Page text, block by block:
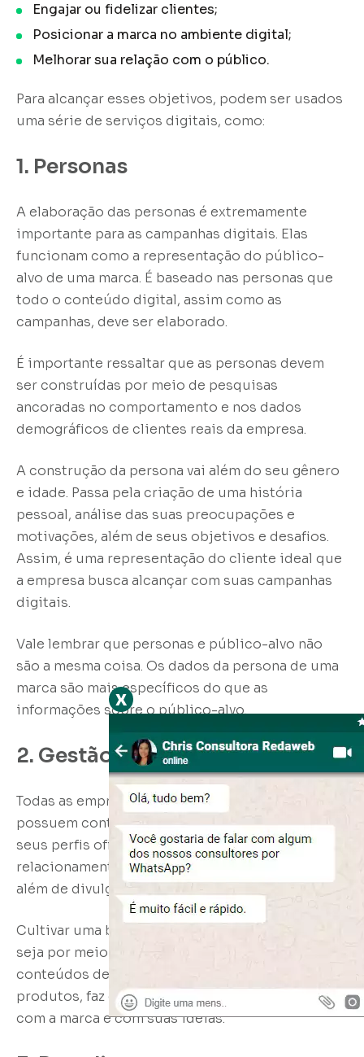
Engajar ou fidelizar clientes;
Posicionar a marca no ambiente digital;
Melhorar sua relação com o público.
Para alcançar esses objetivos, podem ser usados
uma série de serviços digitais, como:
1. Personas
A elaboração das personas é extremamente
importante para as campanhas digitais. Elas
funcionam como a representação do público-
alvo de uma marca. É baseado nas personas que
todo o conteúdo digital, assim como as
campanhas, deve ser elaborado.
É importante ressaltar que as personas devem
ser construídas por meio de pesquisas
ancoradas no comportamento e nos dados
demográficos de clientes reais da empresa.
A construção da persona vai além do seu gênero
e idade. Passa pela criação de uma história
pessoal, análise das suas preocupações e
motivações, além de seus objetivos e desafios.
Assim, é uma representação do cliente ideal que
a empresa busca alcançar com suas campanhas
digitais.
Vale lembrar que personas e público-alvo não
são a mesma coisa. Os dados da persona de uma
marca são mais específicos do que as
informações sobre o público-alvo.
2. Gestão de Mídias Sociais
Todas as empresas, grandes ou pequenas,
possuem contas em redes sociais. É por meio de
seus perfis oficiais que as marcas podem ter um
relacionamento mais próximo com o cliente,
além de divulgar os seus serviços.
Cultivar uma boa relação nos ambientes online,
seja por meio de campanhas exclusivas,
conteúdos de interesse ou divulgação dos
produtos, faz com que o público-alvo se engaje
com a marca e com suas ideias.
x